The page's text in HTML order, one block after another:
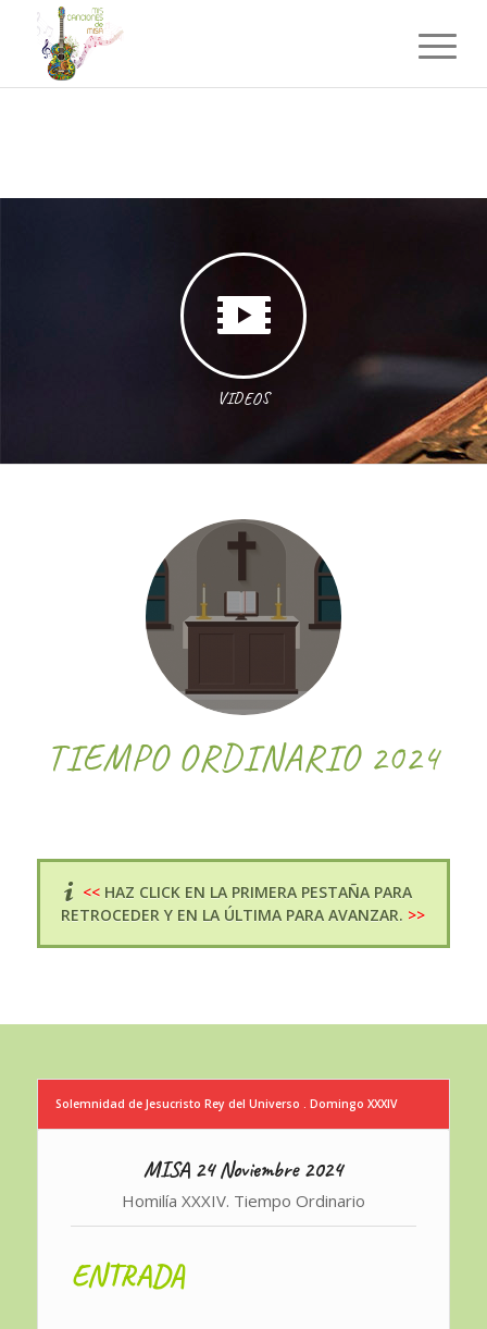
VIDEOS
TIEMPO ORDINARIO 2024
<< HAZ CLICK EN LA PRIMERA PESTAÑA PARA
RETROCEDER Y EN LA ÚLTIMA PARA AVANZAR. >>
Solemnidad de Jesucristo Rey del Universo . Domingo XXXIV
MISA 24 Noviembre 2024
Homilía XXXIV. Tiempo Ordinario
ENTRADA